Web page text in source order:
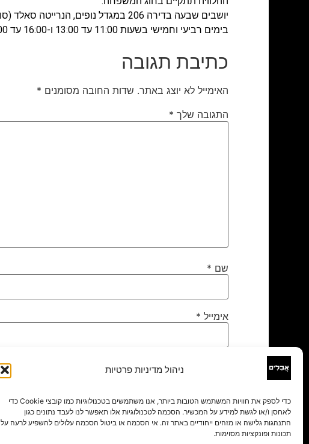
ניהול מדיניות פרטיות
כדי לספק את חוויות המשתמש הטובות ביותר, אנו משתמשים בטכנולוגיות כמו קובצי Cookie כדי
לאחסן ו/או לגשת למידע על המכשיר. הסכמה לטכנולוגיות אלו תאפשר לנו לעבד נתונים כגון
התנהגות גלישה או מזהים ייחודיים באתר זה. אי הסכמה או ביטול הסכמה עלולים להשפיע לרעה על
תכונות ופונקציות מסוימות.
יושבים שבעה בדירה 206 במגדל נופים, הנרייטה סאלד (סולד) 2, ירושלים
בימים רביעי וחמישי בשעות 11:00 עד 13:00 ו-16:00 עד 19:00 וביום שישי מ-11:00 עד 13:00.
כתיבת תגובה
האימייל לא יוצג באתר. שדות החובה מסומנים *
התגובה שלך *
שם *
אימייל *